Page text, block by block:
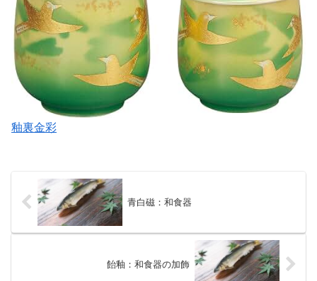
釉裏金彩
青白磁：和食器
飴釉：和食器の加飾